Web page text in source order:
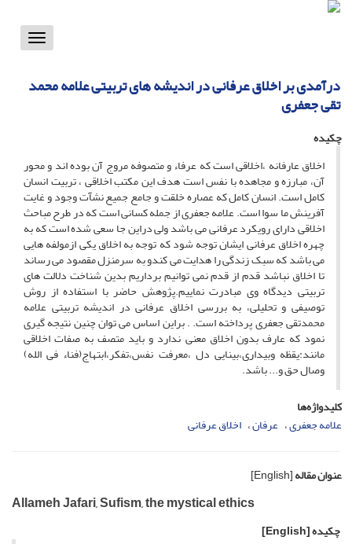
Toggle
درآمدی بر اخلاق عرفانی در اندیشه های تربیتی علامه محمد
تقی جعفری
چکیده
اخلاق عارفانه ،اخلاقی است که عرفاء و متصوفه مروج آن بوده اند و محور
آن، مبارزه و مجاهده با نفس است هدف این مکتب اخلاقی ، تربیت انسان
کامل است. انسان کامل که عصاره خلقت و جامع جمیع نشآت وجود و غایت
آفرینش ما سوا است. علامه جعفری از جمله کسانی است که در طرح مباحث
اخلاقی دارای رویکرد عرفانی می باشد ولی دراین جا سعی شده است که به
چهره اخلاق عرفانی ایشان توجه شود که توجه به اخلاق یکی ازمولفه هایی
می باشد که سبک زندگی را هدایت می کندو به سرمنزل مقصود می رساند
تا اخلاق نباشد قدم از قدم نمی توانیم برداریم بدین شناخت دلالت های
تربیتی دیدگاه وی مبادرت نماییم.پژوهش حاضر با استفاده از روش
توصیفی و تحلیلی، به بررسی اخلاق عرفانی در اندیشه تربیتی علامه
محمدتقی جعفری پرداخته است. . براین اساس می توان چنین نتیجه گیری
نمود که عارف بدون اخلاق معنی ندارد و باید متصف به صفات اخلاقی
مانند:یقظه وبیداری،بینایی دل ،معرفت نفس،تفکر،ابتهاج(فناء فی الله)
وصال حق و... باشد.
کلیدواژه‌ها
علامه جعفری عرفان اخلاق عرفانی
عنوان مقاله[English]
Allameh Jafari, Sufism, the mystical ethics
چکیده[English]